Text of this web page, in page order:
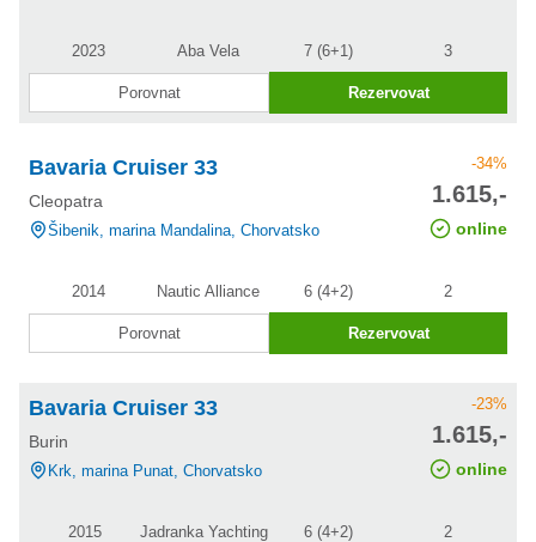
2023 Aba Vela 7 (6+1) 3
Porovnat Rezervovat
Bavaria Cruiser 33
Cleopatra
Šibenik, marina Mandalina, Chorvatsko
2014 Nautic Alliance 6 (4+2) 2
cena po
slevě
-34%
1.615,-
online
Porovnat Rezervovat
Bavaria Cruiser 33
Burin
Krk, marina Punat, Chorvatsko
2015 Jadranka Yachting 6 (4+2) 2
cena po
slevě
-23%
1.615,-
online